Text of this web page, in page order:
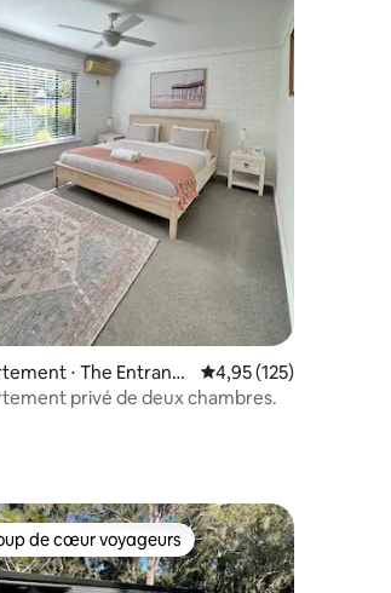
la base de 238 commentaires : 4,94 sur 5
⋅ The Entranc
Évaluation moyenne
4,95 (125)
privé de deux chambres.
de cœur voyageurs les plus appréciés
de cœur voyageurs